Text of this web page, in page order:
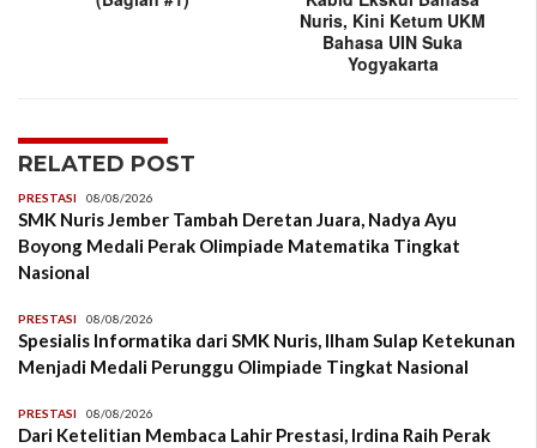
Nuris, Kini Ketum UKM
Bahasa UIN Suka
Yogyakarta
RELATED POST
PRESTASI 08/08/2026
SMK Nuris Jember Tambah Deretan Juara, Nadya Ayu
Boyong Medali Perak Olimpiade Matematika Tingkat
Nasional
PRESTASI 08/08/2026
Spesialis Informatika dari SMK Nuris, Ilham Sulap Ketekunan
Menjadi Medali Perunggu Olimpiade Tingkat Nasional
PRESTASI 08/08/2026
Dari Ketelitian Membaca Lahir Prestasi, Irdina Raih Perak